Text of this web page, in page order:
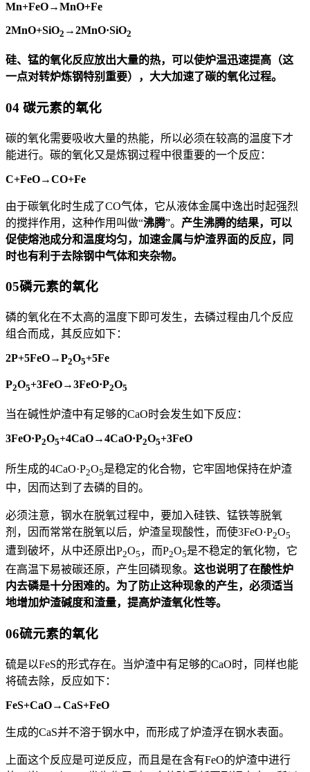
Mn+FeO→MnO+Fe
2MnO+SiO2 →2MnO·SiO2
硅、锰的氧化反应放出大量的热，可以使炉温迅速提高（这
一点对转炉炼钢特别重要），大大加速了碳的氧化过程。
04 碳元素的氧化
碳的氧化需要吸收大量的热能，所以必须在较高的温度下才
能进行。碳的氧化又是炼钢过程中很重要的一个反应：
C+FeO→CO+Fe
由于碳氧化时生成了CO气体，它从液体金属中逸出时起强烈
的搅拌作用，这种作用叫做“沸腾”。 产生沸腾的结果，可以
促使熔池成分和温度均匀，加速金属与炉渣界面的反应，同
时也有利于去除钢中气体和夹杂物。
05磷元素的氧化
磷的氧化在不太高的温度下即可发生，去磷过程由几个反应
组合而成，其反应如下：
2P+5FeO→P2O5+5Fe
P2O5+3FeO→3FeO·P2O5
当在碱性炉渣中有足够的CaO时会发生如下反应：
3FeO·P2O5+4CaO→4CaO·P2O5+3FeO
所生成的4CaO·P2O5是稳定的化合物，它牢固地保持在炉渣
中，因而达到了去磷的目的。
必须注意，钢水在脱氧过程中，要加入硅铁、锰铁等脱氧
剂，因而常常在脱氧以后，炉渣呈现酸性，而使3FeO·P2O5
遭到破坏，从中还原出P2O5 ，而P2O5是不稳定的氧化物，它
在高温下易被碳还原，产生回磷现象。 这也说明了在酸性炉
内去磷是十分困难的。为了防止这种现象的产生，必须适当
地增加炉渣碱度和渣量，提高炉渣氧化性等。
06硫元素的氧化
硫是以FeS的形式存在。当炉渣中有足够的CaO时，同样也能
将硫去除，反应如下：
FeS+CaO→CaS+FeO
生成的CaS并不溶于钢水中，而形成了炉渣浮在钢水表面。
上面这个反应是可逆反应，而且是在含有FeO的炉渣中进行